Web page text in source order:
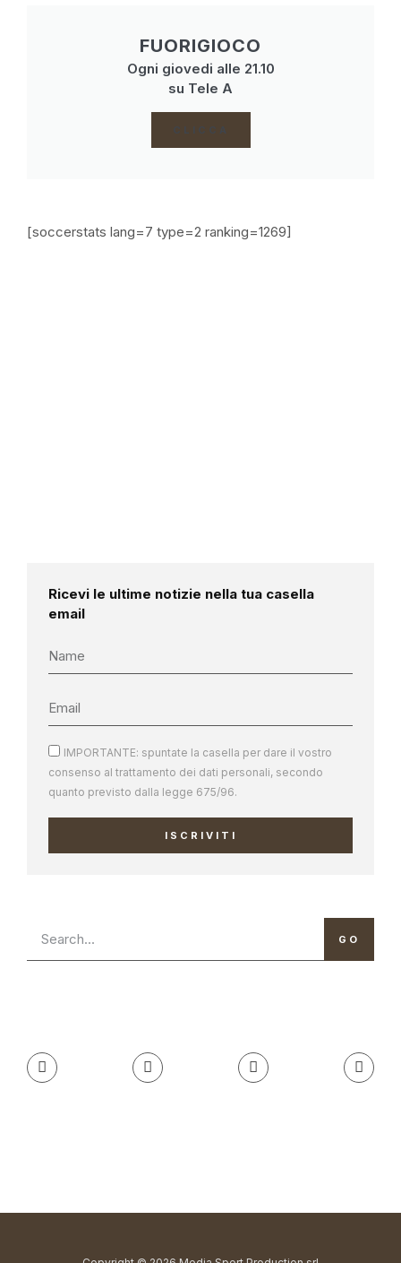
FUORIGIOCO
Ogni giovedi alle 21.10
su Tele A
CLICCA
[soccerstats lang=7 type=2 ranking=1269]
Ricevi le ultime notizie nella tua casella
email
IMPORTANTE: spuntate la casella per dare il vostro
consenso al trattamento dei dati personali, secondo
quanto previsto dalla legge 675/96.
ISCRIVITI
GO